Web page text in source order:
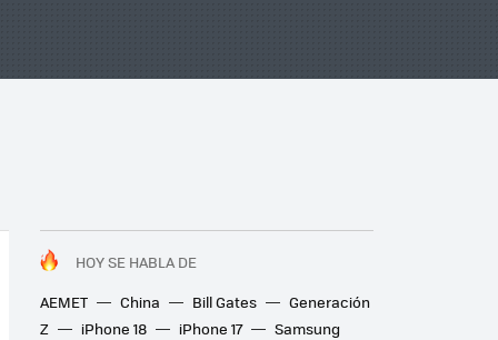
HOY SE HABLA DE
AEMET
China Bill Gates
Generación
Z
iPhone 18 iPhone 17
Samsung